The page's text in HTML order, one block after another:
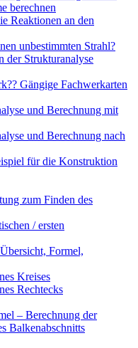
berechnen
Reaktionen an den
unbestimmten Strahl?
der Strukturanalyse
Gängige Fachwerkarten
und Berechnung mit
und Berechnung nach
für die Konstruktion
zum Finden des
/ ersten
Formel,
Kreises
Rechtecks
– Berechnung der
Balkenabschnitts